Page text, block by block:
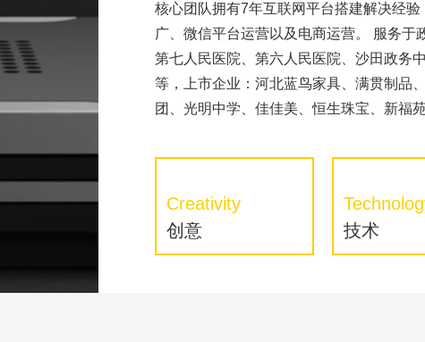
核心团队拥有7年互联网平台搭建解决经
广、微信平台运营以及电商运营。 服务于
第七人民医院、第六人民医院、沙田政务
等，上市企业：河北蓝鸟家具、满贯制品
团、光明中学、佳佳美、恒生珠宝、新福
Creativity
创意
技术